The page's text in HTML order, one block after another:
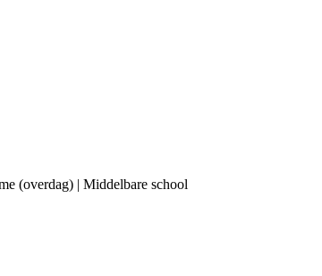
(overdag) | Middelbare school